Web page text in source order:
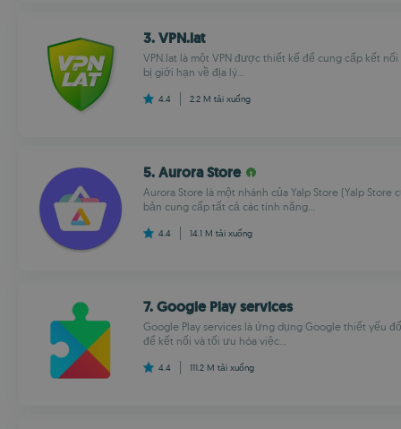
3. VPN.lat
VPN.lat là một VPN được thiết kế để cung cấp kết
bị giới hạn về địa lý...
4.4 2.2 M tải xuống
5. Aurora Store
Aurora Store là một nhánh của Yalp Store (Yalp
bản cung cấp tất cả các tính năng...
4.4 14.1 M tải xuống
7. Google Play services
Google Play services là ứng dụng Google thiết yếu
để kết nối và tối ưu hóa việc...
4.4 111.2 M tải xuống